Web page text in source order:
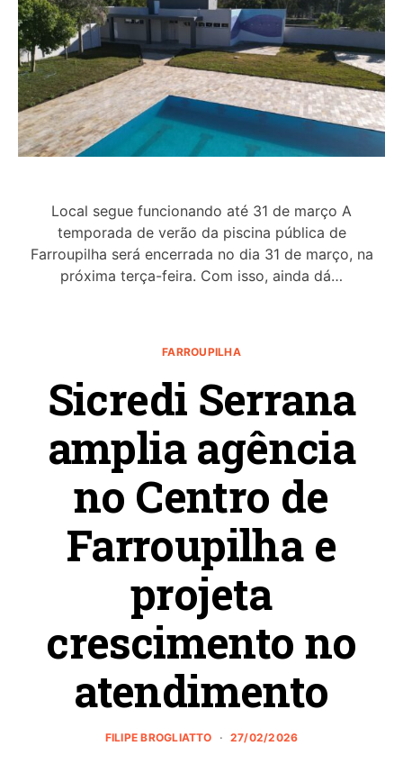
Local segue funcionando até 31 de março A
temporada de verão da piscina pública de
Farroupilha será encerrada no dia 31 de março, na
próxima terça-feira. Com isso, ainda dá…
FARROUPILHA
Sicredi Serrana
amplia agência
no Centro de
Farroupilha e
projeta
crescimento no
atendimento
FILIPE BROGLIATTO 27/02/2026